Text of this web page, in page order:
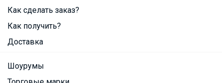
Как сделать заказ?
Как получить?
Доставка
Шоурумы